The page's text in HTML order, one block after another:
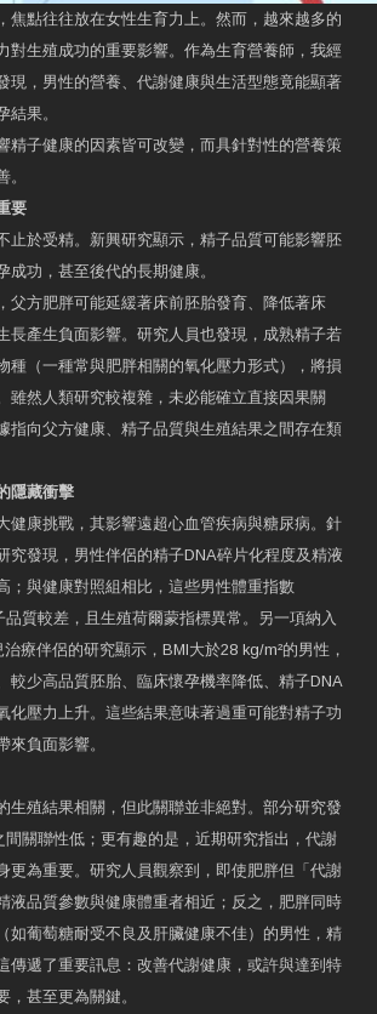
焦點往往放在女性生育力上。然而，越來越多的
對生殖成功的重要影響。作為生育營養師，我經
現，男性的營養、代謝健康與生活型態竟能顯著
結果。
精子健康的因素皆可改變，而具針對性的營養策
要
止於受精。新興研究顯示，精子品質可能影響胚
成功，甚至後代的長期健康。
父方肥胖可能延緩著床前胚胎發育、降低著床
長產生負面影響。研究人員也發現，成熟精子若
種（一種常與肥胖相關的氧化壓力形式），將損
雖然人類研究較複雜，未必能確立直接因果關
指向父方健康、精子品質與生殖結果之間存在類
隱藏衝擊
健康挑戰，其影響遠超心血管疾病與糖尿病。針
究發現，男性伴侶的精子DNA碎片化程度及精液
；與健康對照組相比，這些男性體重指數
品質較差，且生殖荷爾蒙指標異常。另一項納入
療伴侶的研究顯示，BMI大於28 kg/m²的男性，
較少高品質胚胎、臨床懷孕機率降低、精子DNA
化壓力上升。這些結果意味著過重可能對精子功
來負面影響。
生殖結果相關，但此關聯並非絕對。部分研究發
間關聯性低；更有趣的是，近期研究指出，代謝
更為重要。研究人員觀察到，即使肥胖但「代謝
液品質參數與健康體重者相近；反之，肥胖同時
如葡萄糖耐受不良及肝臟健康不佳）的男性，精
傳遞了重要訊息：改善代謝健康，或許與達到特
，甚至更為關鍵。